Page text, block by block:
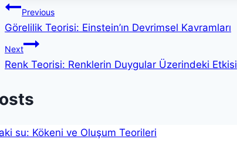
Yazı
gezinmesi
Previous
Görelilik Teorisi: Einstein’ın Devrimsel Kavramları
Next
Renk Teorisi: Renklerin Duygular Üzerindeki Etkisi